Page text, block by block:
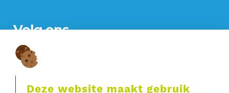
Deze website maakt gebruik
Volg ons